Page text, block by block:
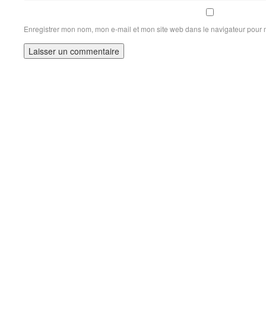
Enregistrer mon nom, mon e-mail et mon site web dans le navigateur pour